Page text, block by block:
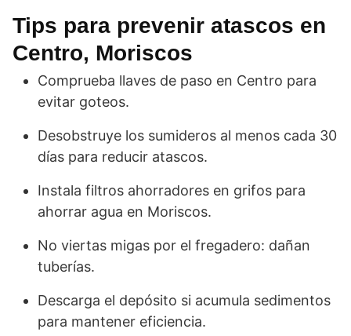
Tips para prevenir atascos en
Centro, Moriscos
Comprueba llaves de paso en Centro para
evitar goteos.
Desobstruye los sumideros al menos cada 30
días para reducir atascos.
Instala filtros ahorradores en grifos para
ahorrar agua en Moriscos.
No viertas migas por el fregadero: dañan
tuberías.
Descarga el depósito si acumula sedimentos
para mantener eficiencia.